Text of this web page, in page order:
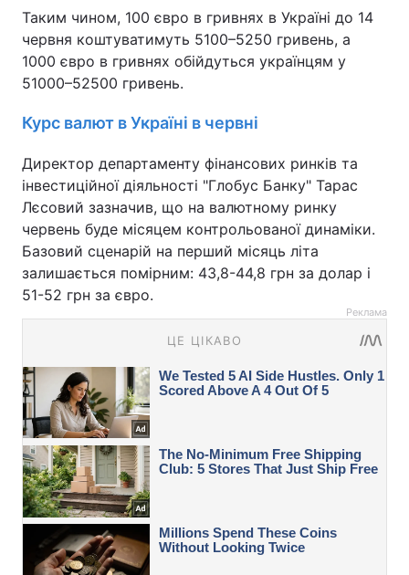
Таким чином, 100 євро в гривнях в Україні до 14
червня коштуватимуть 5100–5250 гривень, а
1000 євро в гривнях обійдуться українцям у
51000–52500 гривень.
Курс валют в Україні в червні
Директор департаменту фінансових ринків та
інвестиційної діяльності "Глобус Банку" Тарас
Лєсовий зазначив, що на валютному ринку
червень буде місяцем контрольованої динаміки.
Базовий сценарій на перший місяць літа
залишається помірним: 43,8-44,8 грн за долар і
51-52 грн за євро.
Реклама